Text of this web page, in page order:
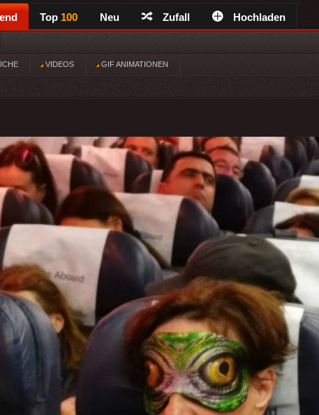
Top 100 Neu Zufall Hochladen
VIDEOS GIF ANIMATIONEN